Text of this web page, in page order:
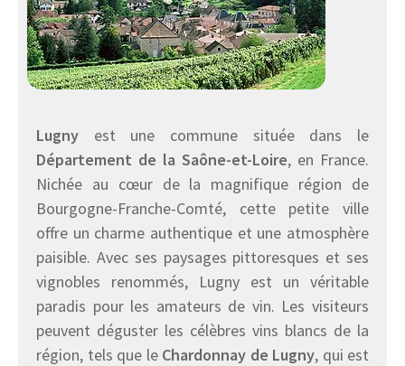
Lugny est une commune située dans le
Département de la Saône-et-Loire, en France.
Nichée au cœur de la magnifique région de
Bourgogne-Franche-Comté, cette petite ville
offre un charme authentique et une atmosphère
paisible. Avec ses paysages pittoresques et ses
vignobles renommés, Lugny est un véritable
paradis pour les amateurs de vin. Les visiteurs
peuvent déguster les célèbres vins blancs de la
région, tels que le Chardonnay de Lugny, qui est